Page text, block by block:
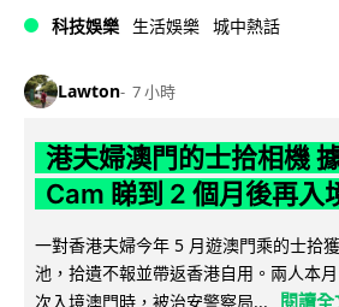
科技娛樂 生活娛樂 城中熱話
Lawton 7 小時
港夫婦澳門的士拾相機
Cam 睇到 2 個月後再入
一對香港夫婦今年 5 月遊澳門乘的士拾
池，拾遺不報並帶返香港自用。兩人本
次入境澳門時，被治安警察局...
閱讀全